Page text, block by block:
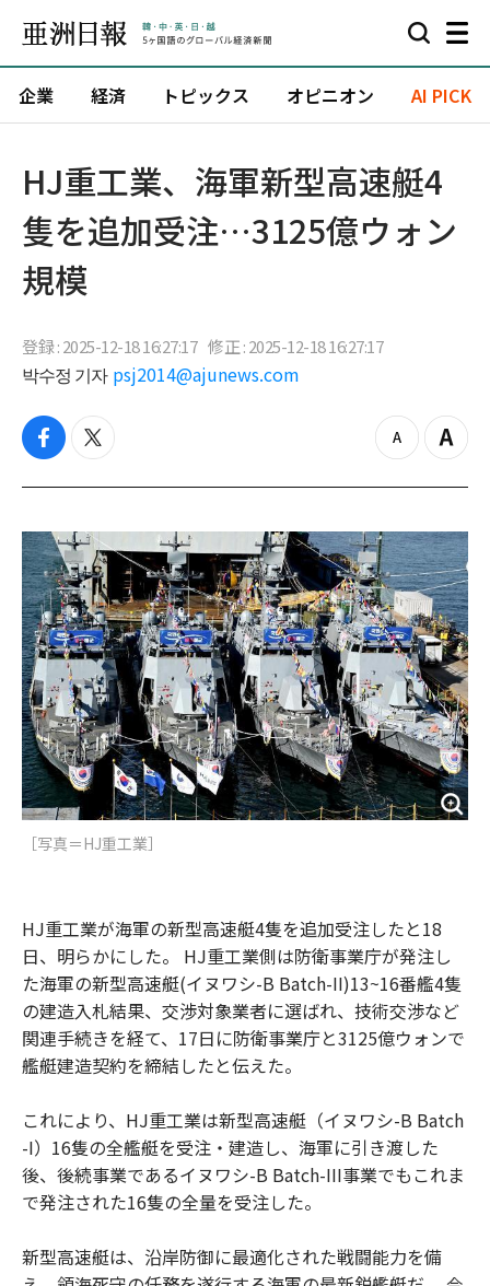
企業 経済 トピックス オピニオン AI PICK
HJ重工業、海軍新型高速艇4
隻を追加受注…3125億ウォン
規模
登録 : 2025-12-18 16:27:17 修正 : 2025-12-18 16:27:17
박수정 기자 psj2014@ajunews.com
f
c
b
o
o
k
t
i
t
e
r
z
o
o
u
t
Z
o
i
n
［写真＝HJ重工業］
HJ重工業が海軍の新型高速艇4隻を追加受注したと18
日、明らかにした。 HJ重工業側は防衛事業庁が発注し
た海軍の新型高速艇(イヌワシ-B Batch-II)13~16番艦4隻
の建造入札結果、交渉対象業者に選ばれ、技術交渉など
関連手続きを経て、17日に防衛事業庁と3125億ウォンで
艦艇建造契約を締結したと伝えた。
これにより、HJ重工業は新型高速艇（イヌワシ-B Batch
-I）16隻の全艦艇を受注・建造し、海軍に引き渡した
後、後続事業であるイヌワシ-B Batch-III事業でもこれま
で発注された16隻の全量を受注した。
新型高速艇は、沿岸防御に最適化された戦闘能力を備